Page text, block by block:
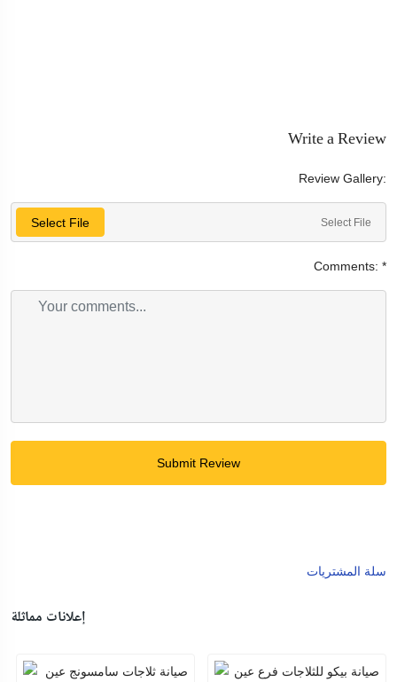
Write a Review
Review Gallery:
Select File Select File
Comments: *
Submit Review
سلة المشتريات
إعلانات مماثلة